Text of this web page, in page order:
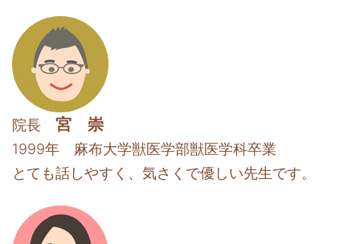
院長 宮 崇
1999年 麻布大学獣医学部獣医学科卒業
とても話しやすく、気さくで優しい先生です。